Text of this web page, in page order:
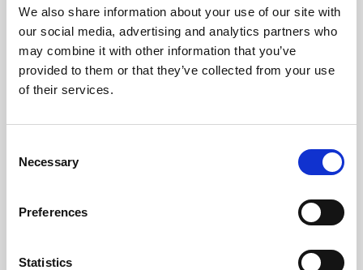
We also share information about your use of our site with
our social media, advertising and analytics partners who
may combine it with other information that you’ve
provided to them or that they’ve collected from your use
of their services.
Selection
Necessary
Preferences
Statistics